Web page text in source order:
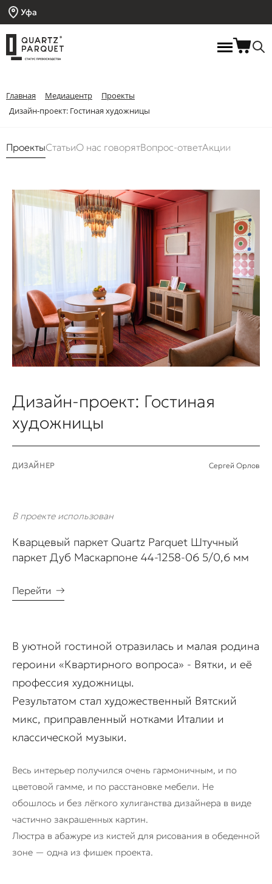
Уфа
Главная Медиацентр
Проекты
Дизайн-проект: Гостиная художницы
ПроектыСтатьиО нас говорятВопрос-ответАкции
Дизайн-проект: Гостиная
художницы
ДИЗАЙНЕР Сергей Орлов
В проекте использован
Кварцевый паркет Quartz Parquet Штучный
паркет Дуб Маскарпоне 44-1258-06 5/0,6 мм
Перейти →
В уютной гостиной отразилась и малая родина
героини «Квартирного вопроса» - Вятки, и её
профессия художницы.
Результатом стал художественный Вятский
микс, приправленный нотками Италии и
классической музыки.
Весь интерьер получился очень гармоничным, и по
цветовой гамме, и по расстановке мебели. Не
обошлось и без лёгкого хулиганства дизайнера в виде
частично закрашенных картин.
Люстра в абажуре из кистей для рисования в обеденной
зоне — одна из фишек проекта.